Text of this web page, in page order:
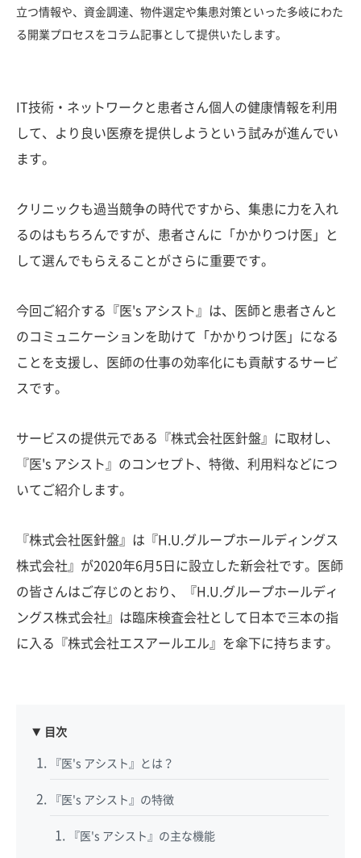
立つ情報や、資金調達、物件選定や集患対策といった多岐にわた
る開業プロセスをコラム記事として提供いたします。
IT技術・ネットワークと患者さん個人の健康情報を利用
して、より良い医療を提供しようという試みが進んでい
ます。
クリニックも過当競争の時代ですから、集患に力を入れ
るのはもちろんですが、患者さんに「かかりつけ医」と
して選んでもらえることがさらに重要です。
今回ご紹介する『医's アシスト』は、医師と患者さんと
のコミュニケーションを助けて「かかりつけ医」になる
ことを支援し、医師の仕事の効率化にも貢献するサービ
スです。
サービスの提供元である『株式会社医針盤』に取材し、
『医's アシスト』のコンセプト、特徴、利用料などにつ
いてご紹介します。
『株式会社医針盤』は『H.U.グループホールディングス
株式会社』が2020年6月5日に設立した新会社です。医師
の皆さんはご存じのとおり、『H.U.グループホールディ
ングス株式会社』は臨床検査会社として日本で三本の指
に入る『株式会社エスアールエル』を傘下に持ちます。
目次
『医's アシスト』とは？
『医's アシスト』の特徴
『医's アシスト』の主な機能